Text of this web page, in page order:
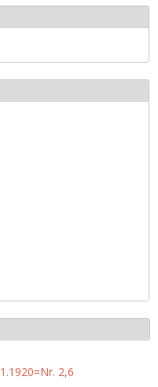
1.1920=Nr. 2,6